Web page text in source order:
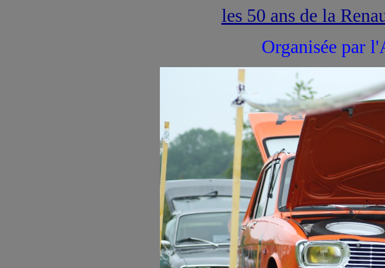
les 50 ans de la
Organisée par